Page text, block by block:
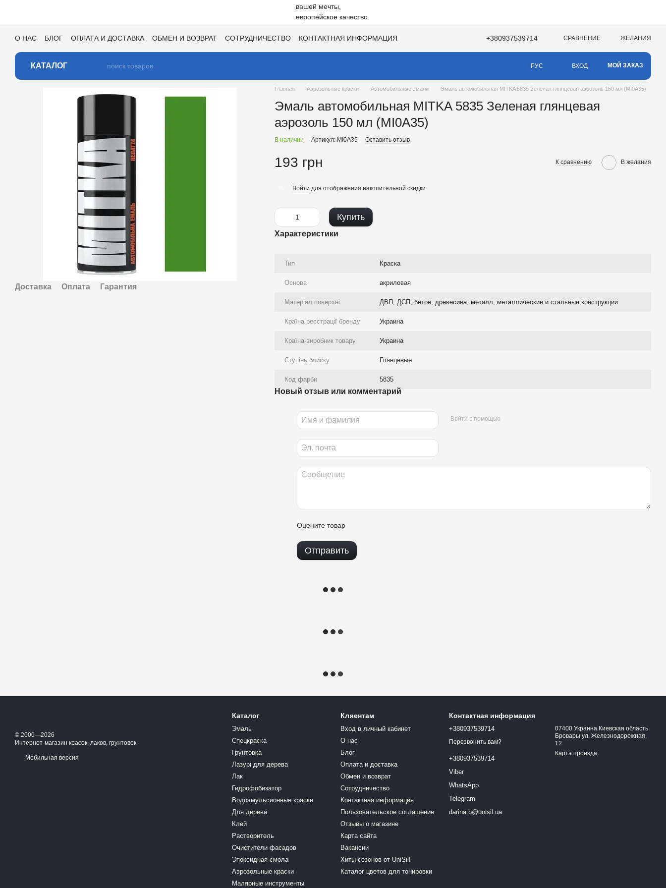
О НАС БЛОГ ОПЛАТА И ДОСТАВКА ОБМЕН И ВОЗВРАТ СОТРУДНИЧЕСТВО
КОНТАКТНАЯ ИНФОРМАЦИЯ
+380937539714 СРАВНЕНИЕ ЖЕЛАНИЯ
КАТАЛОГ РУС ВХОД МОЙ ЗАКАЗ
Доставка Оплата Гарантия
Главная Аэрозольные краски Автомобильные эмали Эмаль автомобильная MITKA 5835 Зеленая глянцевая аэрозоль 150 мл (MI0A35)
Эмаль автомобильная MITKA 5835 Зеленая глянцевая
аэрозоль 150 мл (MI0A35)
В наличии Артикул: MI0A35 Оставить отзыв
193 грн К сравнению В желания
Войти для отображения накопительной скидки
Купить
Характеристики
Тип Краска
Основа акриловая
Матеріал поверхні ДВП, ДСП, бетон, древесина, металл, металлические и стальные конструкции
Країна реєстрації бренду Украина
Країна-виробник товару Украина
Ступінь блиску Глянцевые
Код фарби 5835
Новый отзыв или комментарий
Войти с помощью
Оцените товар
Отправить
© 2000—2026
Интернет-магазин красок, лаков, грунтовок
Мобильная версия
Каталог
Эмаль
Спецкраска
Грунтовка
Лазурі для дерева
Лак
Гидрофобизатор
Водоэмульсионные краски
Для дерева
Клей
Растворитель
Очистители фасадов
Эпоксидная смола
Аэрозольные краски
Малярные инструменты
Клиентам
Вход в личный кабинет
О нас
Блог
Оплата и доставка
Обмен и возврат
Сотрудничество
Контактная информация
Пользовательское соглашение
Отзывы о магазине
Карта сайта
Вакансии
Хиты сезонов от UniSil!
Каталог цветов для тонировки
Контактная информация
+380937539714
Перезвонить вам?
+380937539714
Viber
WhatsApp
Telegram
darina.b@unisil.ua
07400 Украина Киевская область
Бровары ул. Железнодорожная,
12
Карта проезда